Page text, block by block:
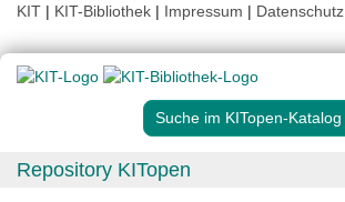
KIT | KIT-Bibliothek | Impressum | Datenschutz
Suche im KITopen-Katalog
Repository KITopen